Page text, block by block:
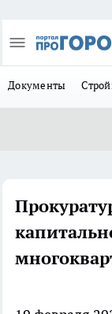
Документы